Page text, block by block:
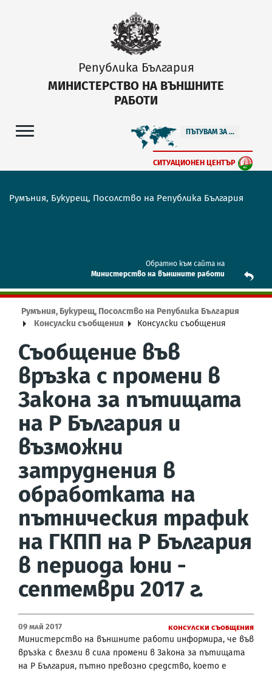
Република България
МИНИСТЕРСТВО НА ВЪНШНИТЕ
РАБОТИ
ПЪТУВАМ ЗА ...
СИТУАЦИОНЕН ЦЕНТЪР
Румъния, Букурещ, Посолство на Република България
Обратно към сайта на
Mинистерство на външните работи
Румъния, Букурещ, Посолство на Република България
Консулски съобщения
Консулски съобщения
Съобщение във
връзка с промени в
Закона за пътищата
на Р България и
възможни
затруднения в
обработката на
пътническия трафик
на ГКПП на Р България
в периода юни -
септември 2017 г.
09 Май 2017 Консулски съобщения
Министерство на външните работи информира, че във
връзка с влезли в сила промени в Закона за пътищата
на Р България, пътно превозно средство, което е